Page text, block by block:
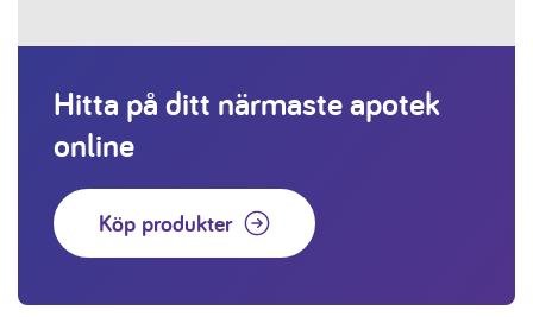
Hitta på ditt närmaste apotek
online
Köp produkter